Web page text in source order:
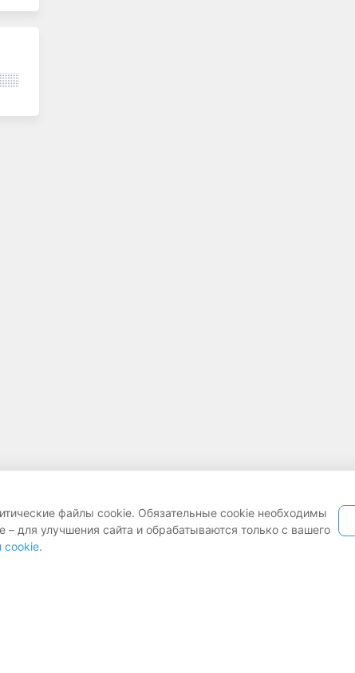
файлы cookie. Обязательные cookie необходимы
– для улучшения сайта и обрабатываются только с вашего
cookie.